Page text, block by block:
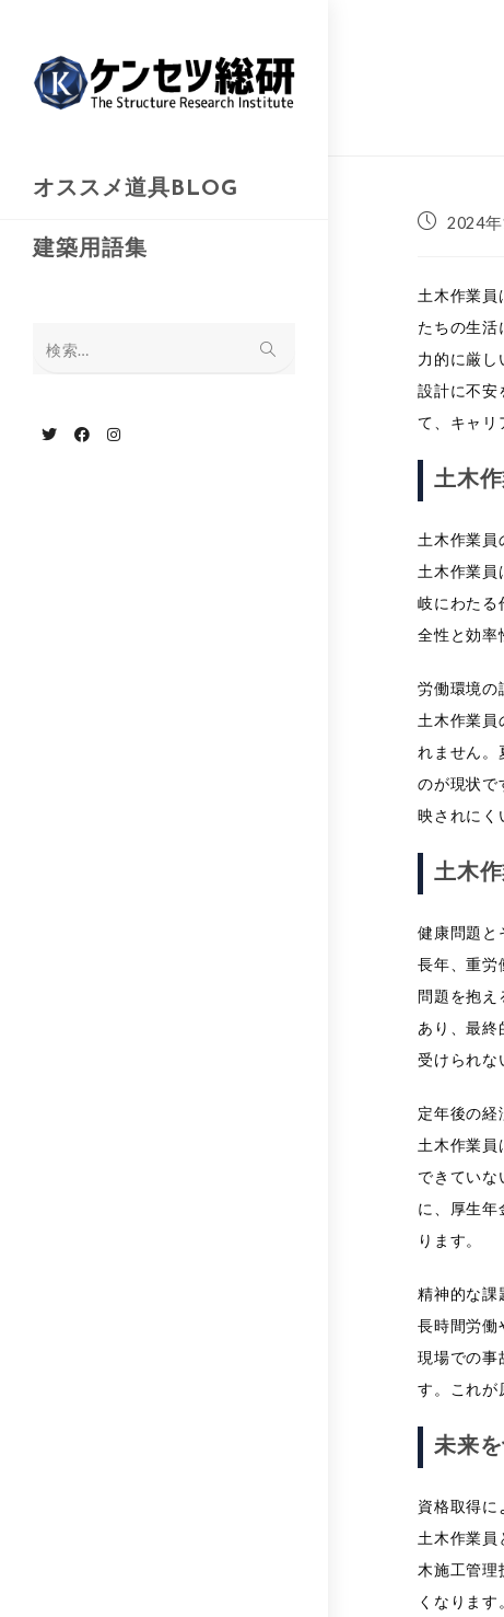
オススメ道具BLOG
建築用語集
検索…
投
開
2024
土木作業員
たちの生活
力的に厳し
設計に不安
て、キャリ
土木
土木作業員
土木作業員
岐にわたる
全性と効率
労働環境の
土木作業員
れません。
のが現状で
映されにく
土木
健康問題と
長年、重労
問題を抱え
あり、最終
受けられな
定年後の経
土木作業員
できていな
に、厚生年
ります。
精神的な課
長時間労働
現場での事
す。これが
未来
資格取得に
土木作業員
木施工管理
くなりま